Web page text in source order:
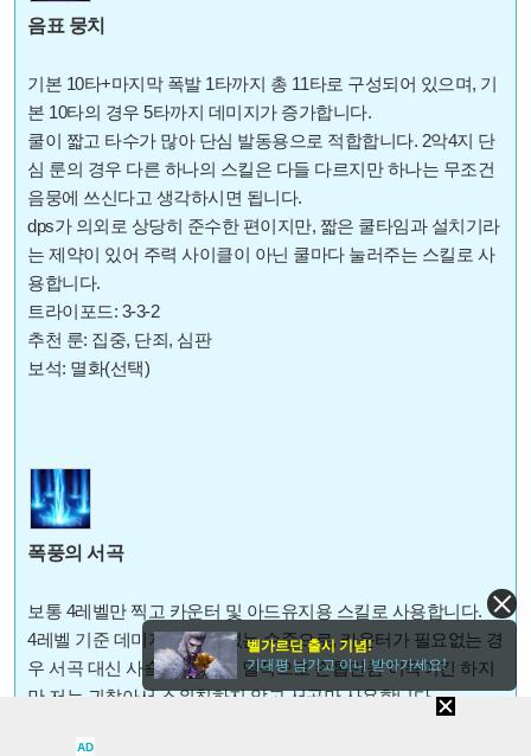
음표 뭉치
기본 10타+마지막 폭발 1타까지 총 11타로 구성되어 있으며, 기
본 10타의 경우 5타까지 데미지가 증가합니다.
쿨이 짧고 타수가 많아 단심 발동용으로 적합합니다. 2악4지 단
심 룬의 경우 다른 하나의 스킬은 다들 다르지만 하나는 무조건
음뭉에 쓰신다고 생각하시면 됩니다.
dps가 의외로 상당히 준수한 편이지만, 짧은 쿨타임과 설치기라
는 제약이 있어 주력 사이클이 아닌 쿨마다 눌러주는 스킬로 사
용합니다.
트라이포드: 3-3-2
추천 룬: 집중, 단죄, 심판
보석: 멸화(선택)
폭풍의 서곡
보통 4레벨만 찍고 카운터 및 아드유지용 스킬로 사용합니다.
4레벨 기준 데미지가 거의 없는 수준으로, 카운터가 필요없는 경
우 서곡 대신 사숔을 넣는 게 딜적으로 손톱만큼 이득이긴 하지
만 저는 귀찮아서 스위칭하지 않고 서곡만 사용합니다.
AD
벨가르딘 출시 기념!
기대평 남기고 이니 받아가세요!